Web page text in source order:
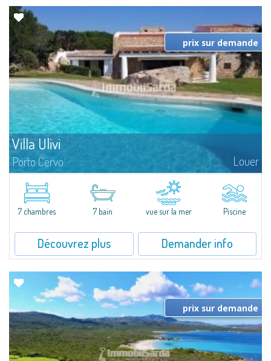
Villa Ulivi
Porto Cervo Louer
​Splendide villa à louer dans le cadre exclusif de Porto Cervo: une situation
d'exception qui garantit une intimité absolue tout en étant à seulement
quelques minutes du centre.Villa Ulivi se compose d'un séjour...
prix sur demande
7 chambres 7 bain vue sur la mer Piscine
Découvrez plus Demander info
prix sur demande